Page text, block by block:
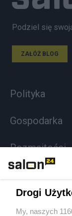
Podziel się
ZAŁÓŻ BLOG
Polityka
Gospodarka
Rozmaitości
Sport
Drogi
My, naszych